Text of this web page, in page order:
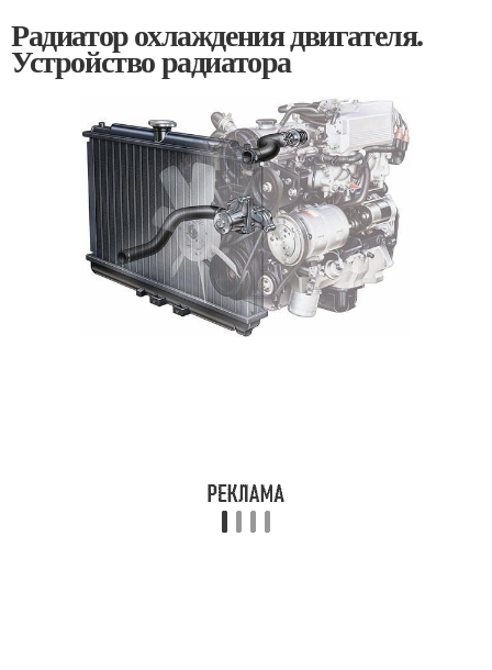
Радиатор охлаждения двигателя.
Устройство радиатора